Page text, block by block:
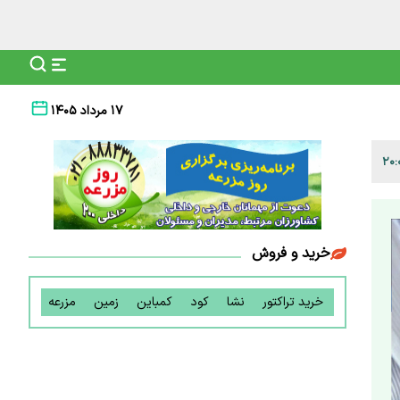
۱۷ مرداد ۱۴۰۵
خرید و فروش
خرید تراکتور نشا کود کمباین زمین مزرعه